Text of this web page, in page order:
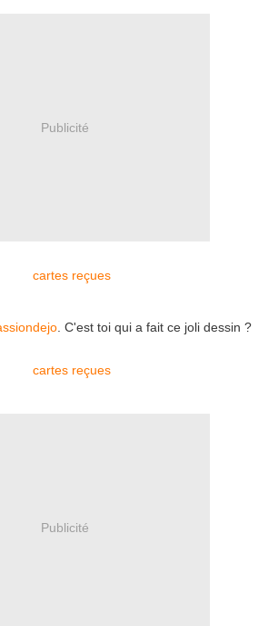
Publicité
. C'est toi qui a fait ce joli dessin ?
Publicité